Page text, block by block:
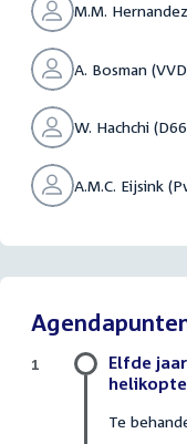
M.M.
A. Bosman
W. Hachchi
A.M.C. Eijsink
Elfde
Te
1